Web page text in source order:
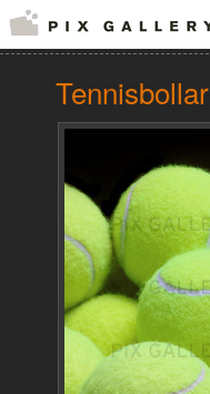
Tennisbollar